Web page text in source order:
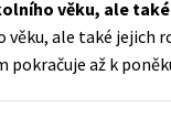
adult (SK)
Zahraniční literatura
věku, ale
ale také jejich
pokračuje až k